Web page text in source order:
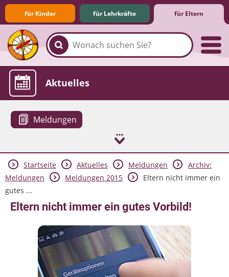
für Kinder für Lehrkräfte für Eltern
Familie & Medien
Spieletipps & Lernsoftware
Die Jüngsten im Netz
Lexikon
Aktuelles
Meldungen
Startseite Aktuelles Meldungen
Archiv:
Meldungen
Meldungen 2015
Eltern nicht immer ein
gutes ...
Eltern nicht immer ein gutes Vorbild!